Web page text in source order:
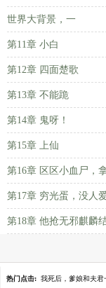
世界大背景，一
第11章 小白
第12章 四面楚歌
第13章 不能跪
第14章 鬼呀！
第15章 上仙
第16章 区区小血尸，
第17章 穷光蛋，没人
第18章 他抢无邪麒麟
热门点击: 我死后，爹娘和夫君